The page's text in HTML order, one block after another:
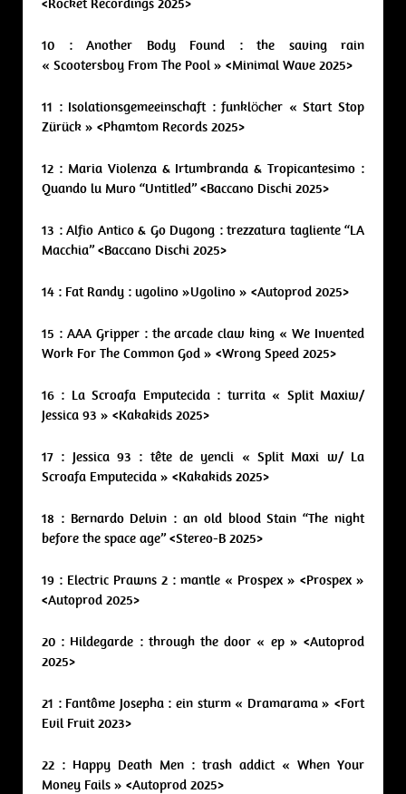
<Rocket Recordings 2025>
10 : Another Body Found : the saving rain
« Scootersboy From The Pool » <Minimal Wave 2025>
11 : Isolationsgemeeinschaft : funklöcher « Start Stop
Zürück » <Phamtom Records 2025>
12 : Maria Violenza & Irtumbranda & Tropicantesimo :
Quando lu Muro “Untitled” <Baccano Dischi 2025>
13 : Alfio Antico & Go Dugong : trezzatura tagliente “LA
Macchia” <Baccano Dischi 2025>
14 : Fat Randy : ugolino »Ugolino » <Autoprod 2025>
15 : AAA Gripper : the arcade claw king « We Invented
Work For The Common God » <Wrong Speed 2025>
16 : La Scroafa Emputecida : turrita « Split Maxiw/
Jessica 93 » <Kakakids 2025>
17 : Jessica 93 : tête de yencli « Split Maxi w/ La
Scroafa Emputecida » <Kakakids 2025>
18 : Bernardo Delvin : an old blood Stain “The night
before the space age” <Stereo-B 2025>
19 : Electric Prawns 2 : mantle « Prospex » <Prospex »
<Autoprod 2025>
20 : Hildegarde : through the door « ep » <Autoprod
2025>
21 : Fantôme Josepha : ein sturm « Dramarama » <Fort
Evil Fruit 2023>
22 : Happy Death Men : trash addict « When Your
Money Fails » <Autoprod 2025>